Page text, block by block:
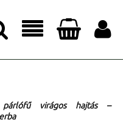



párlófű virágos hajtás –